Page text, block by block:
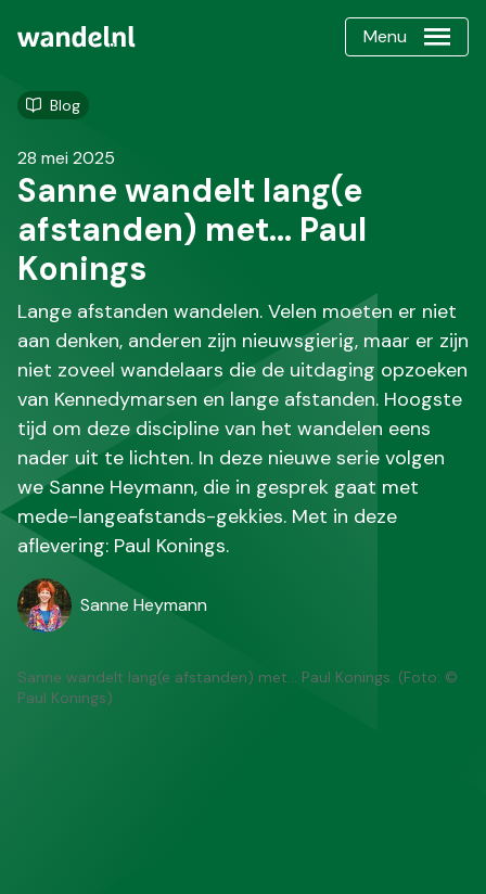
Menu
Blog
28 mei 2025
Sanne wandelt lang(e
afstanden) met… Paul
Konings
Lange afstanden wandelen. Velen moeten er niet
aan denken, anderen zijn nieuwsgierig, maar er zijn
niet zoveel wandelaars die de uitdaging opzoeken
van Kennedymarsen en lange afstanden. Hoogste
tijd om deze discipline van het wandelen eens
nader uit te lichten. In deze nieuwe serie volgen
we Sanne Heymann, die in gesprek gaat met
mede-langeafstands-gekkies. Met in deze
aflevering: Paul Konings.
Sanne Heymann
Sanne wandelt lang(e afstanden) met… Paul Konings. (Foto: ©
Paul Konings)